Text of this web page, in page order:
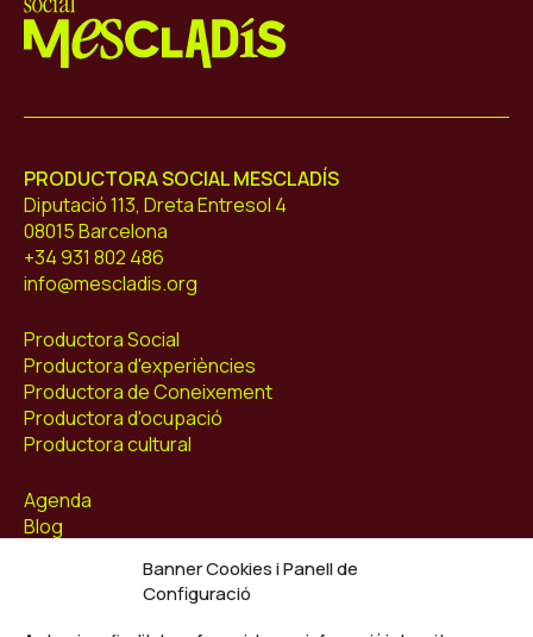
Banner Cookies i Panell de
Configuració
PRODUCTORA SOCIAL MESCLADÍS
Diputació 113, Dreta Entresol 4
08015 Barcelona
+34 931 802 486
info@mescladis.org
Productora Social
Productora d'experiències
Productora de Coneixement
Productora d'ocupació
Productora cultural
Agenda
Blog